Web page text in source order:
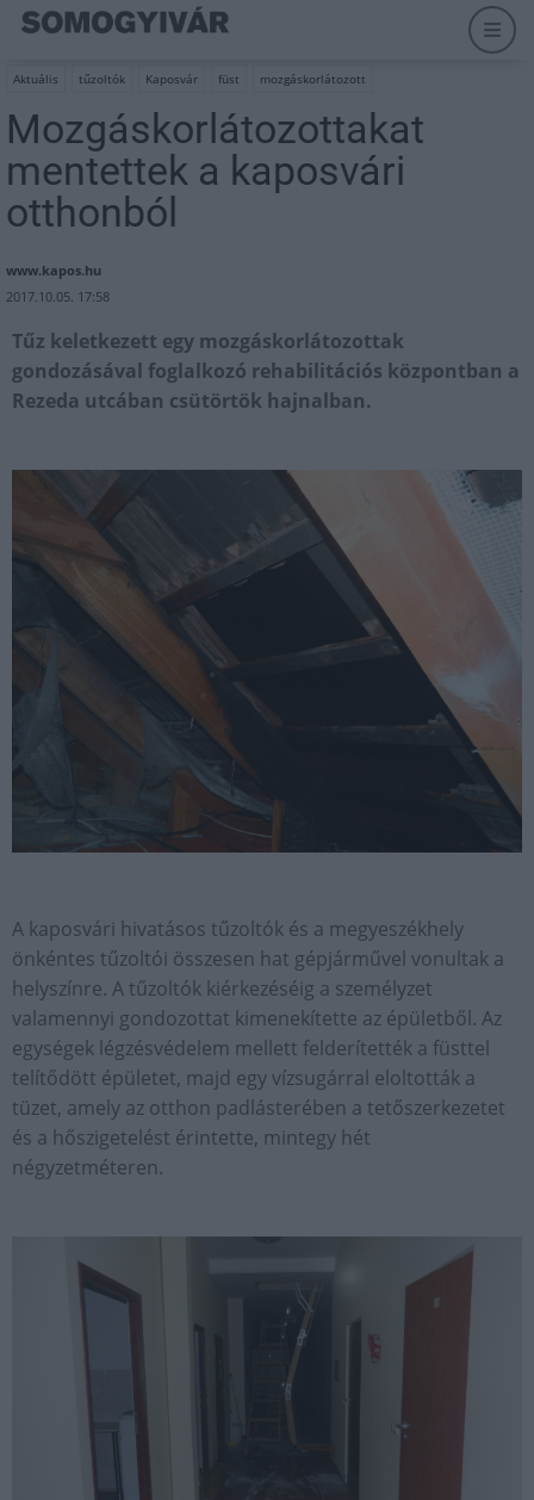
Aktuális tűzoltók Kaposvár füst mozgáskorlátozott
Mozgáskorlátozottakat
mentettek a kaposvári
otthonból
www.kapos.hu
2017.10.05. 17:58
Tűz keletkezett egy mozgáskorlátozottak
gondozásával foglalkozó rehabilitációs központban a
Rezeda utcában csütörtök hajnalban.
A kaposvári hivatásos tűzoltók és a megyeszékhely
önkéntes tűzoltói összesen hat gépjárművel vonultak a
helyszínre. A tűzoltók kiérkezéséig a személyzet
valamennyi gondozottat kimenekítette az épületből. Az
egységek légzésvédelem mellett felderítették a füsttel
telítődött épületet, majd egy vízsugárral eloltották a
tüzet, amely az otthon padlásterében a tetőszerkezetet
és a hőszigetelést érintette, mintegy hét
négyzetméteren.